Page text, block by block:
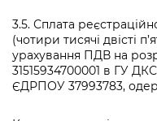
3.5. Сплата
(чотири тисячі двісті
урахування ПДВ на
31515934700001 в ГУ
ЄДРПОУ 37993783,